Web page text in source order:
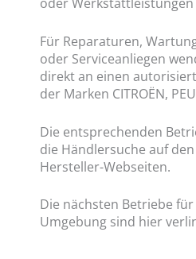
Für Reparaturen,
oder Serviceanliegen
direkt an einen
der Marken CITROËN,
Die entsprechenden
die Händlersuche auf
Hersteller-Webseiten.
Die nächsten Betriebe
Umgebung sind hier